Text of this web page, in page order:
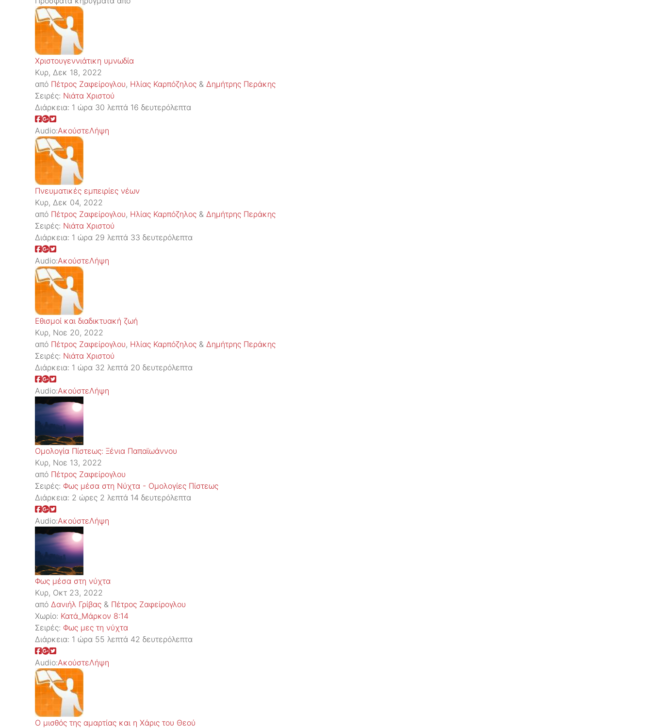
Χριστουγεννιάτικη υμνωδία
Κυρ, Δεκ 18, 2022
από Πέτρος Ζαφείρογλου, Ηλίας Καρπόζηλος & Δημήτρης Περάκης
Σειρές: Νιάτα Χριστού
Διάρκεια: 1 ώρα 30 λεπτά 16 δευτερόλεπτα
Audio:ΑκούστεΛήψη
Πνευματικές εμπειρίες νέων
Κυρ, Δεκ 04, 2022
από Πέτρος Ζαφείρογλου, Ηλίας Καρπόζηλος & Δημήτρης Περάκης
Σειρές: Νιάτα Χριστού
Διάρκεια: 1 ώρα 29 λεπτά 33 δευτερόλεπτα
Audio:ΑκούστεΛήψη
Εθισμοί και διαδικτυακή ζωή
Κυρ, Νοε 20, 2022
από Πέτρος Ζαφείρογλου, Ηλίας Καρπόζηλος & Δημήτρης Περάκης
Σειρές: Νιάτα Χριστού
Διάρκεια: 1 ώρα 32 λεπτά 20 δευτερόλεπτα
Audio:ΑκούστεΛήψη
Ομολογία Πίστεως: Ξένια Παπαϊωάννου
Κυρ, Νοε 13, 2022
από Πέτρος Ζαφείρογλου
Σειρές: Φως μέσα στη Νύχτα - Ομολογίες Πίστεως
Διάρκεια: 2 ώρες 2 λεπτά 14 δευτερόλεπτα
Audio:ΑκούστεΛήψη
Φως μέσα στη νύχτα
Κυρ, Οκτ 23, 2022
από Δανιήλ Γρίβας & Πέτρος Ζαφείρογλου
Χωρίο: Κατά_Μάρκον 8:14
Σειρές: Φως μες τη νύχτα
Διάρκεια: 1 ώρα 55 λεπτά 42 δευτερόλεπτα
Audio:ΑκούστεΛήψη
Ο μισθός της αμαρτίας και η Χάρις του Θεού